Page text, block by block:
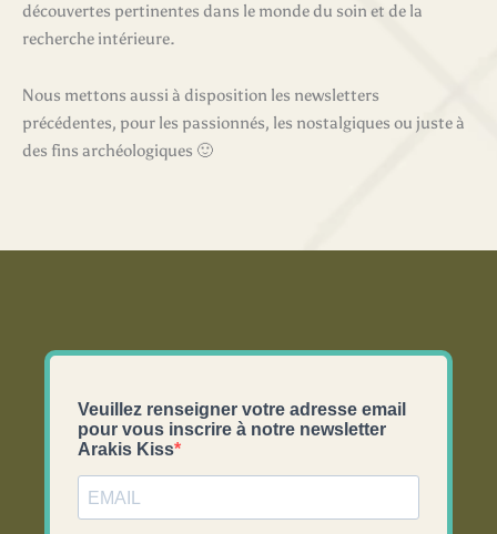
découvertes pertinentes dans le monde du soin et de la
recherche intérieure.
Nous mettons aussi à disposition les newsletters
précédentes, pour les passionnés, les nostalgiques ou juste à
des fins archéologiques 🙂